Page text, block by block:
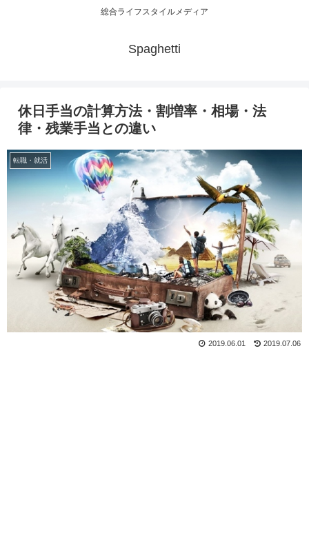
総合ライフスタイルメディア
Spaghetti
休日手当の計算方法・割増率・相場・法
律・残業手当との違い
転職・就活
2019.07.06
2019.06.01